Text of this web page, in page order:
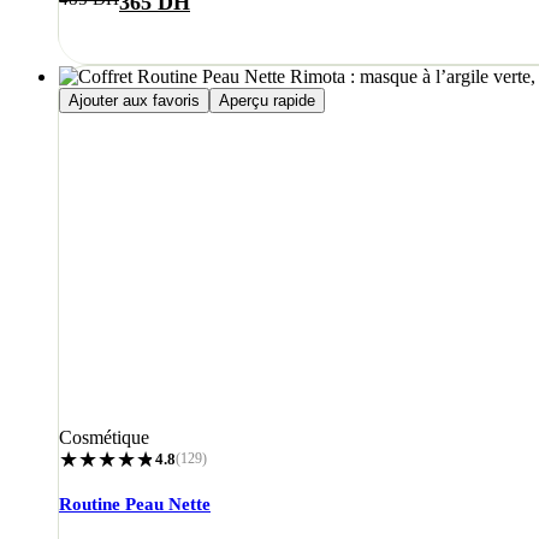
initial
était :
actuel
est :
Ajouter aux favoris Aperçu rapide
Cosmétique
★★★★★
★4.8(129)
Routine Peau Nette